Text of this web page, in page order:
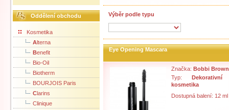
Oddělení obchodu
Kosmetika
Alterna
Benefit
Bio-Oil
Biotherm
BOURJOIS Paris
Clarins
Clinique
Výběr podle typu
Eye Opening Mascara
Značka: Bobbi Brown
Typ:
Dekorativní
kosmetika
Dostupná balení: 12 ml